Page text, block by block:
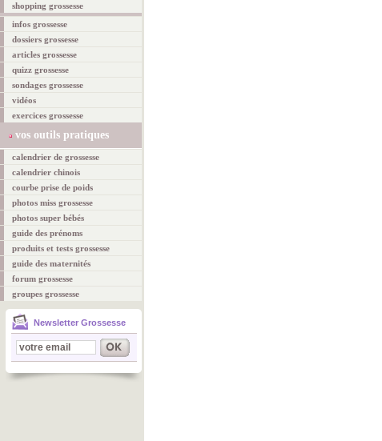
shopping grossesse
infos grossesse
dossiers grossesse
articles grossesse
quizz grossesse
sondages grossesse
vidéos
exercices grossesse
vos outils pratiques
calendrier de grossesse
calendrier chinois
courbe prise de poids
photos miss grossesse
photos super bébés
guide des prénoms
produits et tests grossesse
guide des maternités
forum grossesse
groupes grossesse
Newsletter Grossesse